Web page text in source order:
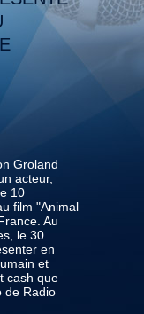
Groland
acteur,
10
film "Animal
Au
le 30
en
et
cash que
de Radio